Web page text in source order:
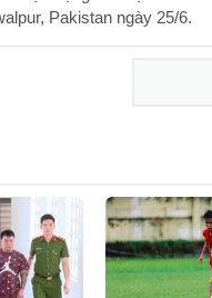
Pakistan ngày 25/6.